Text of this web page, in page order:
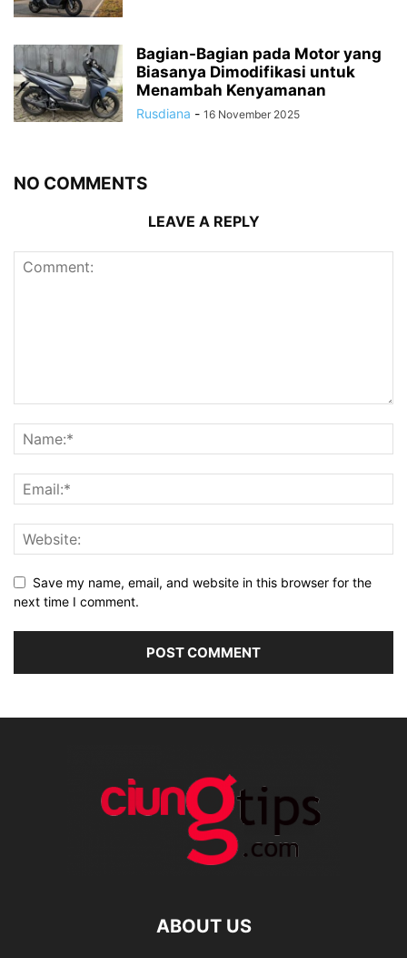
Bagian-Bagian pada Motor yang
Biasanya Dimodifikasi untuk
Menambah Kenyamanan
Rusdiana - 16 November 2025
NO COMMENTS
LEAVE A REPLY
Save my name, email, and website in this browser for the
next time I comment.
ABOUT US